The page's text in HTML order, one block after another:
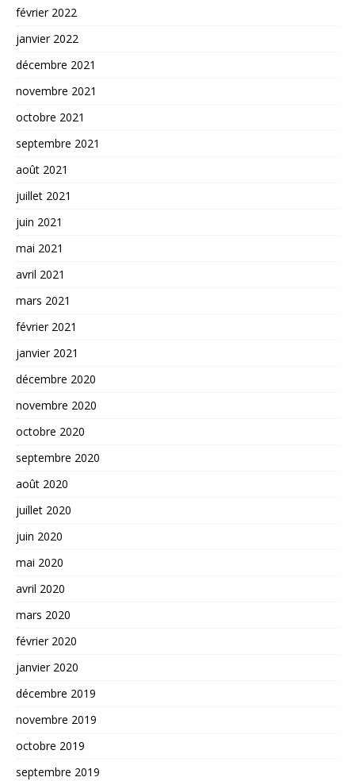
février 2022
janvier 2022
décembre 2021
novembre 2021
octobre 2021
septembre 2021
août 2021
juillet 2021
juin 2021
mai 2021
avril 2021
mars 2021
février 2021
janvier 2021
décembre 2020
novembre 2020
octobre 2020
septembre 2020
août 2020
juillet 2020
juin 2020
mai 2020
avril 2020
mars 2020
février 2020
janvier 2020
décembre 2019
novembre 2019
octobre 2019
septembre 2019